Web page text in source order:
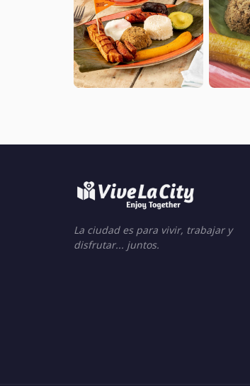
La ciudad es para vivir, trabajar y
disfrutar... juntos.